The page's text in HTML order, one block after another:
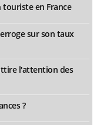
touriste en France
sur son taux
l'attention des
?